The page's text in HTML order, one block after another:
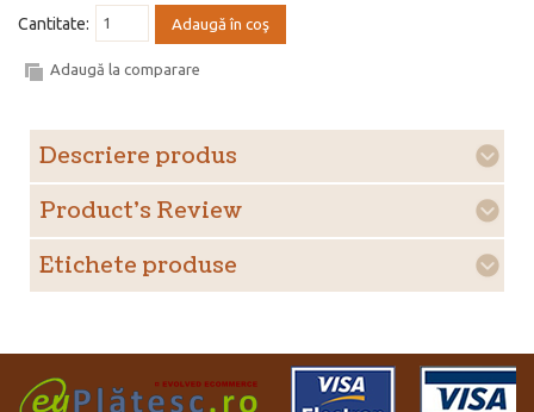
Cantitate: Adaugă în coş
Adaugă la comparare
Descriere produs
Product's Review
Etichete produse